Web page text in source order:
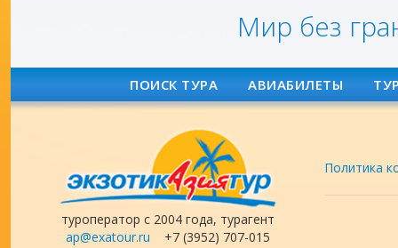
Мир без
ПОИСК ТУРА АВИАБИЛЕТЫ
туроператор с 2004 года, турагент
ap@exatour.ru +7 (3952) 707-015
Политика